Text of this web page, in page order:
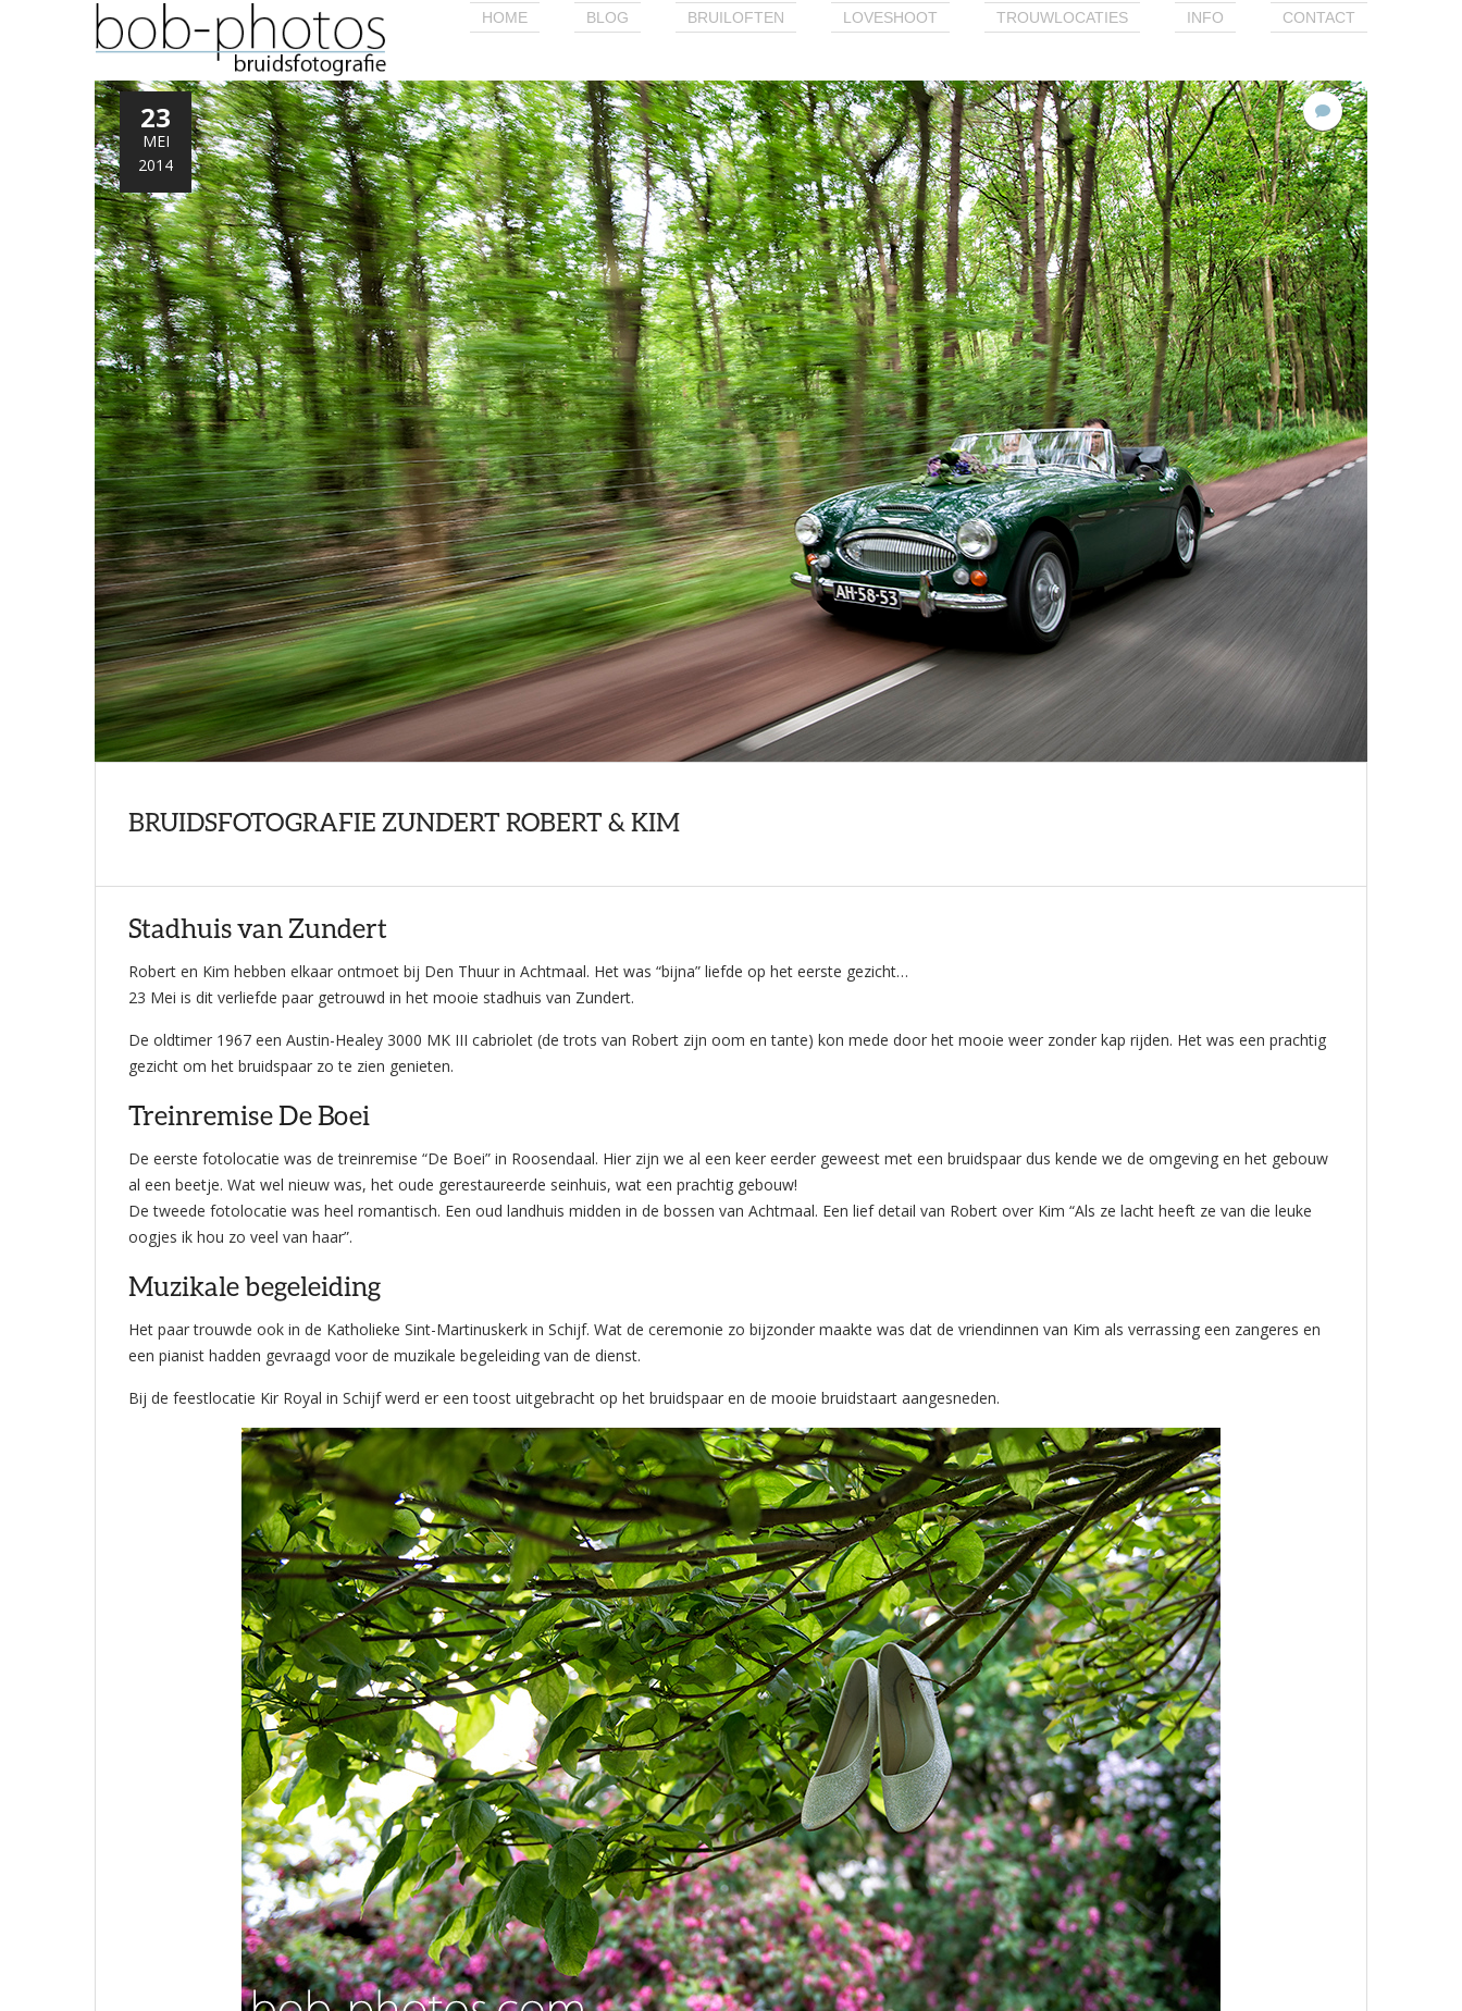
HOME BLOG BRUILOFTEN LOVESHOOT TROUWLOCATIES INFO CONTACT
7
reacties
23
MEI
2014
BRUIDSFOTOGRAFIE ZUNDERT ROBERT & KIM
Stadhuis van Zundert
Robert en Kim hebben elkaar ontmoet bij Den Thuur in Achtmaal. Het was “bijna” liefde op het eerste gezicht…
23 Mei is dit verliefde paar getrouwd in het mooie stadhuis van Zundert.
De oldtimer 1967 een Austin-Healey 3000 MK III cabriolet (de trots van Robert zijn oom en tante) kon mede door het mooie weer zonder kap rijden. Het was een prachtig
gezicht om het bruidspaar zo te zien genieten.
Treinremise De Boei
De eerste fotolocatie was de treinremise “De Boei” in Roosendaal. Hier zijn we al een keer eerder geweest met een bruidspaar dus kende we de omgeving en het gebouw
al een beetje. Wat wel nieuw was, het oude gerestaureerde seinhuis, wat een prachtig gebouw!
De tweede fotolocatie was heel romantisch. Een oud landhuis midden in de bossen van Achtmaal. Een lief detail van Robert over Kim “Als ze lacht heeft ze van die leuke
oogjes ik hou zo veel van haar”.
Muzikale begeleiding
Het paar trouwde ook in de Katholieke Sint-Martinuskerk in Schijf. Wat de ceremonie zo bijzonder maakte was dat de vriendinnen van Kim als verrassing een zangeres en
een pianist hadden gevraagd voor de muzikale begeleiding van de dienst.
Bij de feestlocatie Kir Royal in Schijf werd er een toost uitgebracht op het bruidspaar en de mooie bruidstaart aangesneden.